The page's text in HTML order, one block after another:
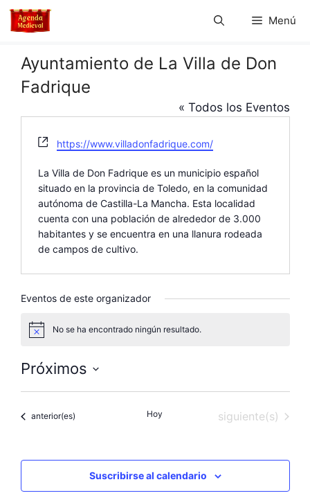
Saltar
Menú
Ayuntamiento de La Villa de Don
Fadrique
« Todos los Eventos
W
b
s
i
t
e
https://www.villadonfadrique.com/
La Villa de Don Fadrique es un municipio español
situado en la provincia de Toledo, en la comunidad
autónoma de Castilla-La Mancha. Esta localidad
cuenta con una población de alrededor de 3.000
habitantes y se encuentra en una llanura rodeada
de campos de cultivo.
Eventos de este organizador
s
No se ha encontrado ningún resultado.
Próximos
S
l
c
i
Eventos
anterior(es) Hoy Eventos
siguiente(s)
Suscribirse al calendario